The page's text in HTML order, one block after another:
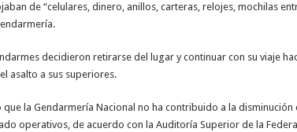
de “celulares, dinero, anillos, carteras, relojes, mochilas
decidieron retirarse del lugar y continuar con su viaje
asalto a sus superiores.
la Gendarmería Nacional no ha contribuido a la disminución
operativos, de acuerdo con la Auditoría Superior de la